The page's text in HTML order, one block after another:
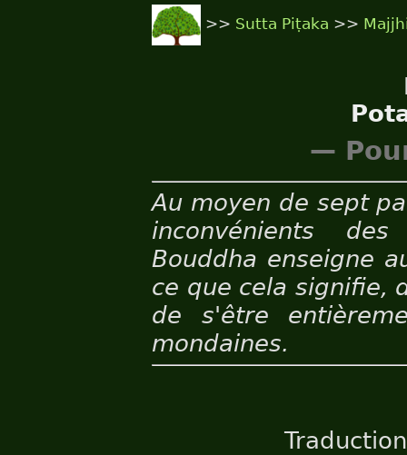
>> Sutta Piṭaka >>
—
Au moyen de sept
inconvénients
Bouddha enseigne
ce que cela signifie,
de s'être
mondaines.